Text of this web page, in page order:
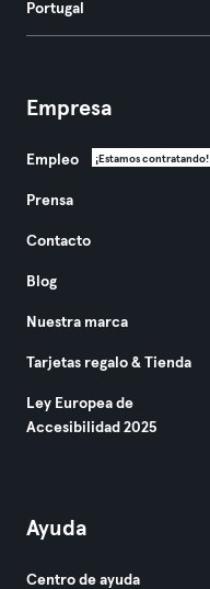
Portugal
Empresa
Empleo ¡Estamos contratando!
Prensa
Contacto
Blog
Nuestra marca
Tarjetas regalo & Tienda
Ley Europea de
Accesibilidad 2025
Ayuda
Centro de ayuda